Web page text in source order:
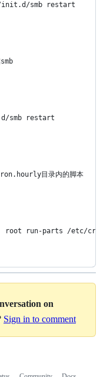
init.d/smb restart
smb restart
目录内的脚本
run-parts /etc/
on
Sign in to comment